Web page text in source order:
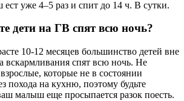
уже 4–5 раз и спит до 14 ч. В сутки.
дети на ГВ спят всю ночь?
10-12 месяцев большинство детей вне
вскармливания спят всю ночь. Не
которые не в состоянии
похода на кухню, поэтому будьте
малыш еще просыпается разок поесть.